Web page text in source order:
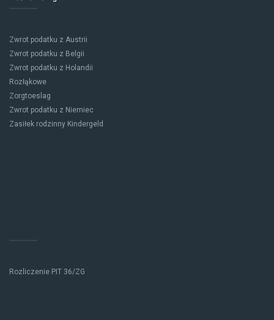
Zwrot podatku z Austrii
Zwrot podatku z Belgii
Zwrot podatku z Holandii
Rozłąkowe
Zorgtoeslag
Zwrot podatku z Niemiec
Zasiłek rodzinny Kindergeld
Rozliczenie PIT 36/ZG